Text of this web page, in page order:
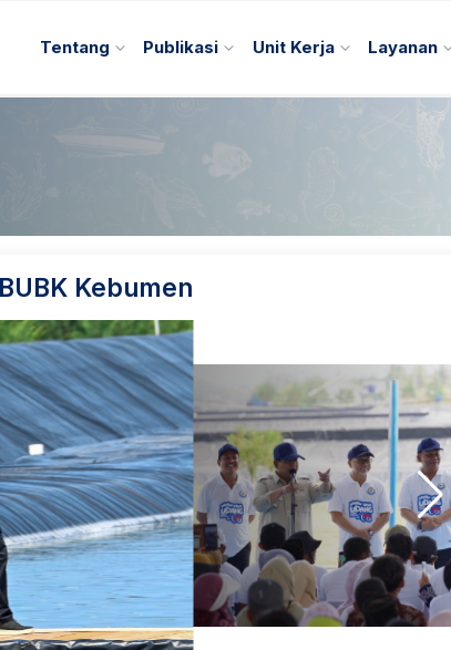
Tentang Publikasi Unit Kerja Layanan
Kebumen